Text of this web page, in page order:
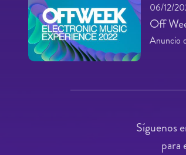
06/12/
Off
Anuncio
Síguenos
para